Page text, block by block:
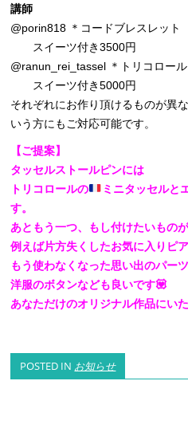
講師
@porin818 ＊コードブレスレット
スイーツ付き3500円
@ranun_rei_tassel ＊トリコロー
スイーツ付き5000円
それぞれにお作り頂けるものが異
いう方にもご対応可能です。
【ご提案】
タッセルストールピンには
トリコロールの
ミニタッセルと
す。
あともう一つ、もし付けたいもの
例えば片方失くしたお気に入りピ
もう使わなくなった思い出のパーツ
洋服のボタンなども良いです💟
あなただけのオリジナル作品にい
POSTED IN お知らせ